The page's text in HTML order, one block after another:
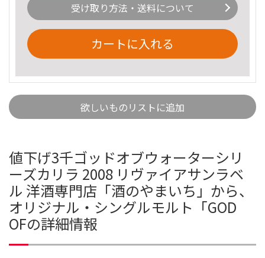
受け取り方法・送料について
カートに入れる
欲しいものリストに追加
値下げ3千ゴッドオブウォーターシリ
ーズカリラ 2008 リヴァイアサンラベ
ル 洋酒専門店「酒のやまいち」から、
オリジナル・シングルモルト「GOD
OFの詳細情報